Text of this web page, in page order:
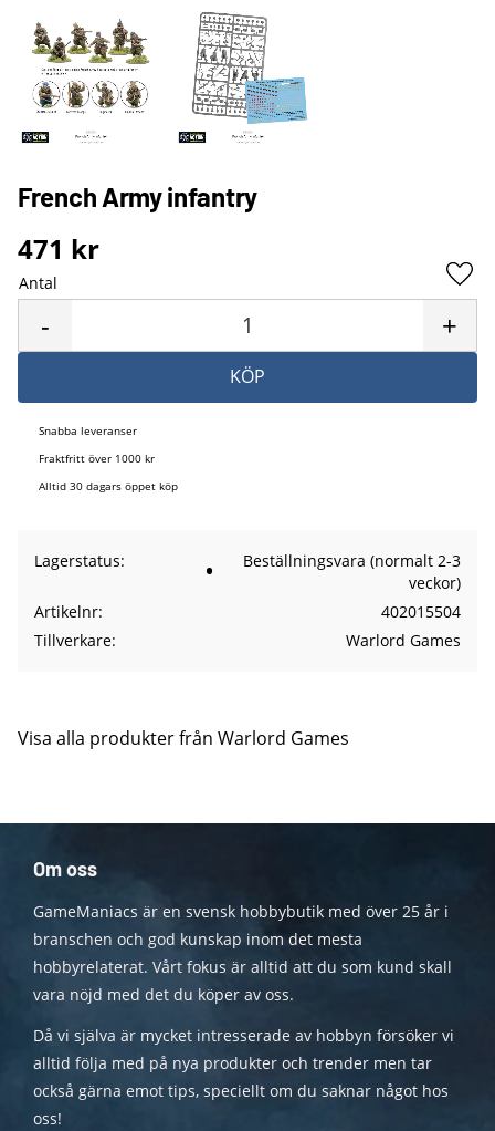
French Army infantry
471 kr
Antal
+
-
KÖP
Snabba leveranser
Fraktfritt över 1000 kr
Alltid 30 dagars öppet köp
Lagerstatus
Beställningsvara (normalt 2-3
veckor)
Artikelnr
402015504
Tillverkare
Warlord Games
Visa alla produkter från Warlord Games
Om oss
GameManiacs är en svensk hobbybutik med över 25 år i
branschen och god kunskap inom det mesta
hobbyrelaterat. Vårt fokus är alltid att du som kund skall
vara nöjd med det du köper av oss.
Då vi själva är mycket intresserade av hobbyn försöker vi
alltid följa med på nya produkter och trender men tar
också gärna emot tips, speciellt om du saknar något hos
oss!